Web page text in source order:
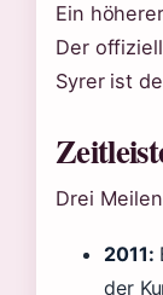
Ein
Der
Syrer ist
Drei
2011:
der